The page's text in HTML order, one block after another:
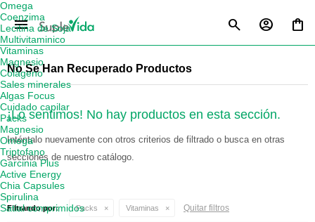
menu
No Se Han Recuperado Productos
¡Lo sentimos! No hay productos en esta sección.
Inténtalo nuevamente con otros criterios de filtrado o busca en otras
secciones de nuestro catálogo.
Filtrando por: Packs Vitaminas Quitar filtros
Omega
Coenzima
Lecitina de Soja
Multivitaminico
Vitaminas
Magnesio
Colágeno
Sales minerales
Algas Focus
Cuidado capilar
Packs
Magnesio
Omega
Triptofano
Garcinia Plus
Active Energy
Chia Capsules
Spirulina
Satial comprimidos